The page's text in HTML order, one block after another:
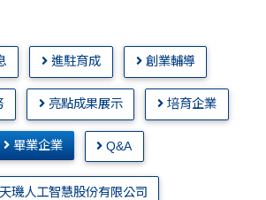
進駐育成 創業輔導
亮點成果展示 培育企業
畢業企業 Q&A
璣人工智慧股份有限公司